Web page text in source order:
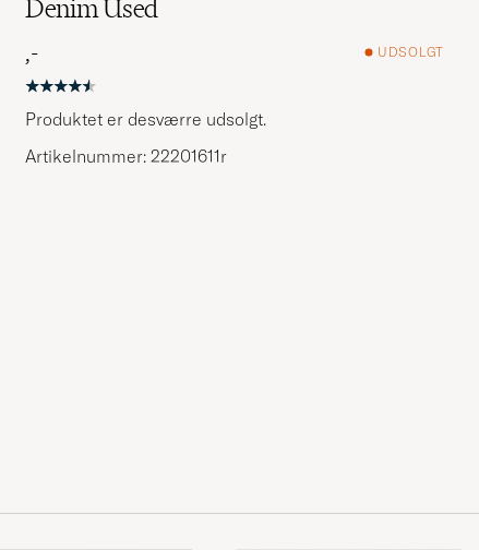
Denim Used
,-
UDSOLGT
Produktet er desværre udsolgt.
Artikelnummer: 22201611r